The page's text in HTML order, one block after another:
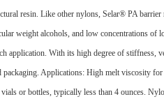
resin. Like other nylons, Selar® PA
weight alcohols, and low concentrations
application. With its high degree of stiffness,
Applications: High melt viscosity
or bottles, typically less than 4 ounces.